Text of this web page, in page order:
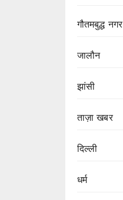
गौतमबुद्ध नगर
जालौन
झांसी
ताज़ा खबर
दिल्ली
धर्म